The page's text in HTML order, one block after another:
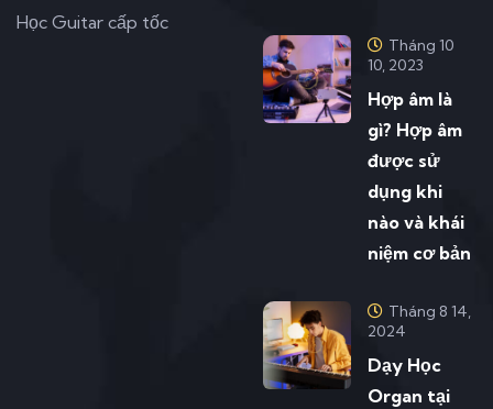
Học Guitar cấp tốc
Tháng 10
10, 2023
Hợp âm là
gì? Hợp âm
được sử
dụng khi
nào và khái
niệm cơ bản
Tháng 8 14,
2024
Dạy Học
Organ tại